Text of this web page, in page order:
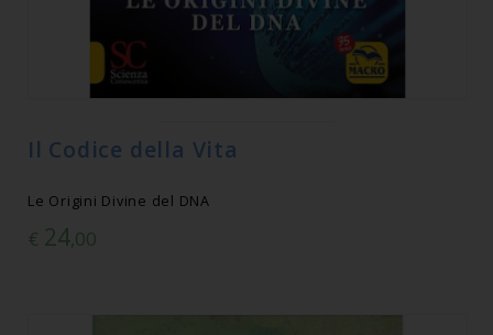
Il Codice della Vita
Le Origini Divine del DNA
€ 24,00